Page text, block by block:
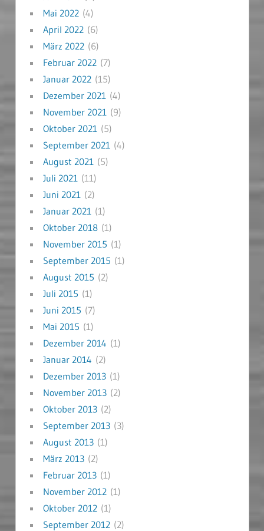
Mai 2022(4)
April 2022(6)
März 2022(6)
Februar 2022(7)
Januar 2022(15)
Dezember 2021 (4)
November 2021 (9)
Oktober 2021 (5)
September 2021 (4)
August 2021 (5)
Juli 2021 (11)
Juni 2021 (2)
Januar 2021 (1)
Oktober 2018(1)
November 2015 (1)
September 2015 (1)
August 2015 (2)
Juli 2015 (1)
Juni 2015 (7)
Mai 2015 (1)
Dezember 2014 (1)
Januar 2014 (2)
Dezember 2013(1)
November 2013(2)
Oktober 2013(2)
September 2013(3)
August 2013(1)
März 2013(2)
Februar 2013(1)
November 2012(1)
Oktober 2012(1)
September 2012(2)